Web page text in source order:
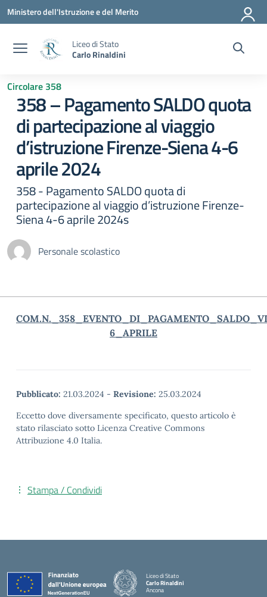
Vai ai contenuti
Vai al menu di navigazione
Vai al footer
Ministero dell'Istruzione e del Merito
Liceo di Stato
Carlo Rinaldini
Circolare 358
358 – Pagamento SALDO quota
di partecipazione al viaggio
d’istruzione Firenze-Siena 4-6
aprile 2024
358 - Pagamento SALDO quota di
partecipazione al viaggio d’istruzione Firenze-
Siena 4-6 aprile 2024s
Personale scolastico
6_APRILE
Pubblicato: 21.03.2024 - Revisione: 25.03.2024
Eccetto dove diversamente specificato, questo articolo è
stato rilasciato sotto Licenza Creative Commons
Attribuzione 4.0 Italia.
Stampa / Condividi
Liceo di Stato
Carlo Rinaldini
Ancona